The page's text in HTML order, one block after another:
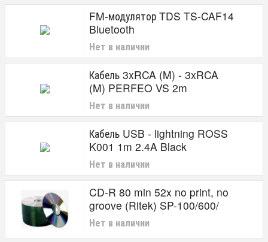
FM-модулятор TDS TS-CAF14
Bluetooth
Нет в наличии
Кабель 3xRCA (M) - 3xRCA
(M) PERFEO VS 2m
Нет в наличии
Кабель USB - lightning ROSS
K001 1m 2.4A Black
Нет в наличии
CD-R 80 min 52x no print, no
groove (Ritek) SP-100/600/
Нет в наличии